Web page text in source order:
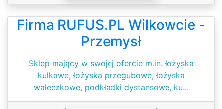
Firma RUFUS.PL Wilkowcie -
Przemysł
Sklep mający w swojej ofercie m.in. łożyska
kulkowe, łożyska przegubowe, łożyska
wałeczkowe, podkładki dystansowe, ku...